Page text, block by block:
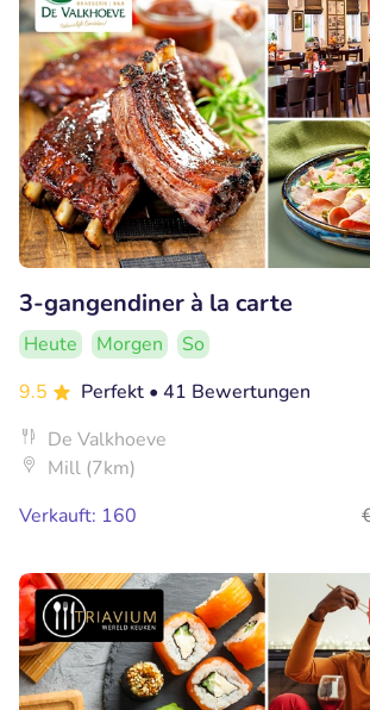
3-gangendiner à la carte
Heute Morgen
So
9.5
Perfekt • 41 Bewertungen
De Valkhoeve
Mill (7km)
Verkauft: 160